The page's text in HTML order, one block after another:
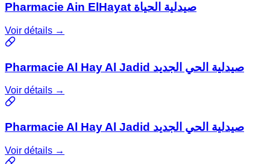
Pharmacie Ain ElHayat صيدلية الحياة
Voir détails →
Pharmacie Al Hay Al Jadid صيدلية الحي الجديد
Voir détails →
Pharmacie Al Hay Al Jadid صيدلية الحي الجديد
Voir détails →